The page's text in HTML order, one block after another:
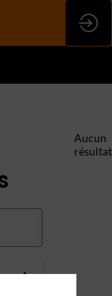
Aucun
résultat